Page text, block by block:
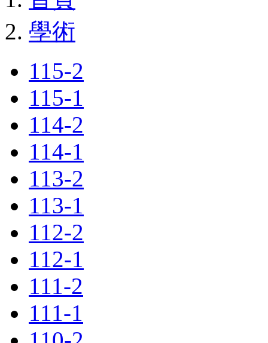
學術
115-2
115-1
114-2
114-1
113-2
113-1
112-2
112-1
111-2
111-1